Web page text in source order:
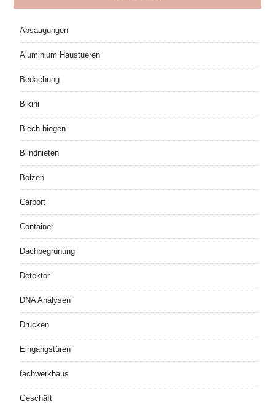
Absaugungen
Aluminium Haustueren
Bedachung
Bikini
Blech biegen
Blindnieten
Bolzen
Carport
Container
Dachbegrünung
Detektor
DNA Analysen
Drucken
Eingangstüren
fachwerkhaus
Geschäft